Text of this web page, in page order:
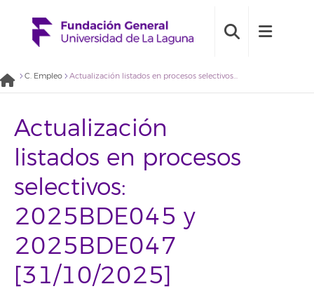
C. Empleo Actualización listados en procesos selectivos: 2025BDE045 y 2025BDE047 [31/10/2025]
Actualización
listados en procesos
selectivos:
2025BDE045 y
2025BDE047
[31/10/2025]